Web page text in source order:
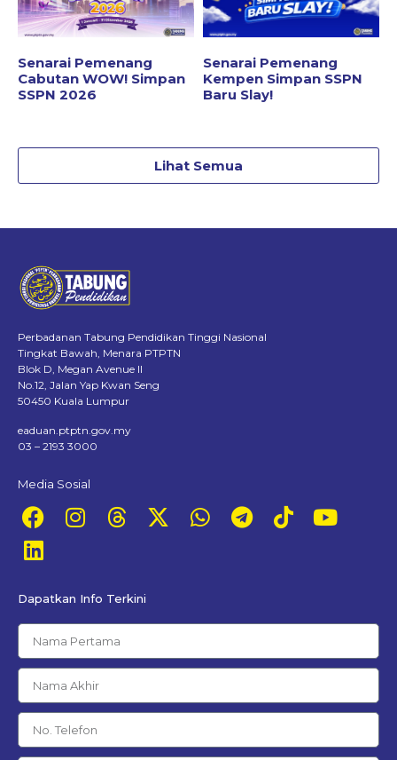
Senarai Pemenang
Cabutan WOW! Simpan
SSPN 2026
Senarai Pemenang
Kempen Simpan SSPN
Baru Slay!
Lihat Semua
Perbadanan Tabung Pendidikan Tinggi Nasional
Tingkat Bawah, Menara PTPTN
Blok D, Megan Avenue II
No.12, Jalan Yap Kwan Seng
50450 Kuala Lumpur
eaduan.ptptn.gov.my
03 – 2193 3000
Media Sosial
Dapatkan Info Terkini